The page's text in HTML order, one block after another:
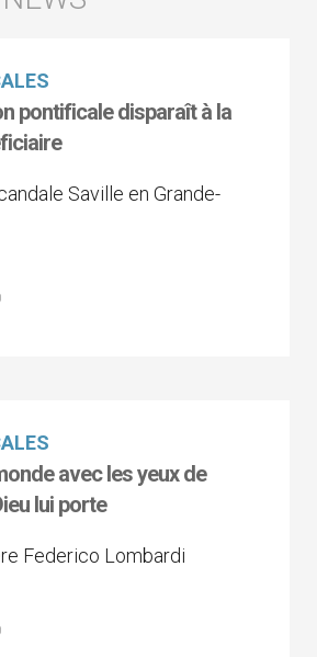
pontificale disparaît à la
Saville en Grande-
avec les yeux de
lui porte
Federico Lombardi